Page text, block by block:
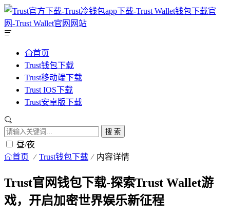
首页
Trust钱包下载
Trust移动端下载
Trust IOS下载
Trust安卓版下载
搜 索
昼/夜
首页 Trust钱包下载 内容详情
Trust官网钱包下载-探索Trust Wallet游
戏，开启加密世界娱乐新征程